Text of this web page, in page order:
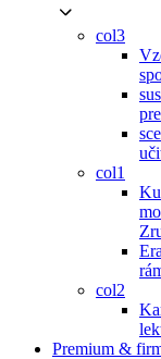
col3
col1
col2
Premium &